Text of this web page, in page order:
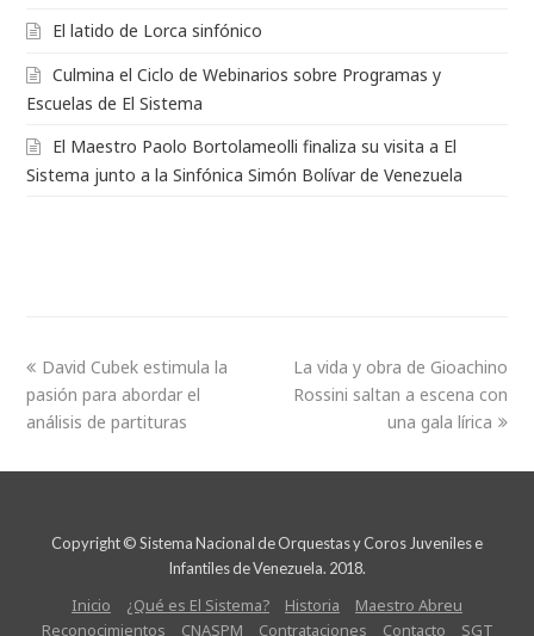
El latido de Lorca sinfónico
Culmina el Ciclo de Webinarios sobre Programas y
Escuelas de El Sistema
El Maestro Paolo Bortolameolli finaliza su visita a El
Sistema junto a la Sinfónica Simón Bolívar de Venezuela
David Cubek estimula la
pasión para abordar el
análisis de partituras
La vida y obra de Gioachino
Rossini saltan a escena con
una gala lírica
Copyright © Sistema Nacional de Orquestas y Coros Juveniles e
Infantiles de Venezuela. 2018.
Inicio ¿Qué es El Sistema? Historia
Maestro Abreu
Reconocimientos
CNASPM Contrataciones Contacto SGT